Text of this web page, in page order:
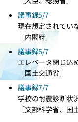
議事録5/7
現在想定されてい
［内閣府］
議事録6/7
エレベータ閉じ込
［国土交通省］
議事録7/7
学校の耐震診断状
［文部科学省、国